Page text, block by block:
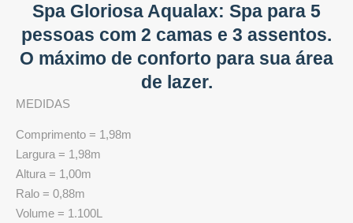
Spa Gloriosa Aqualax: Spa para 5
pessoas com 2 camas e 3 assentos.
O máximo de conforto para sua área
de lazer.
MEDIDAS
Comprimento = 1,98m
Largura = 1,98m
Altura = 1,00m
Ralo = 0,88m
Volume = 1.100L